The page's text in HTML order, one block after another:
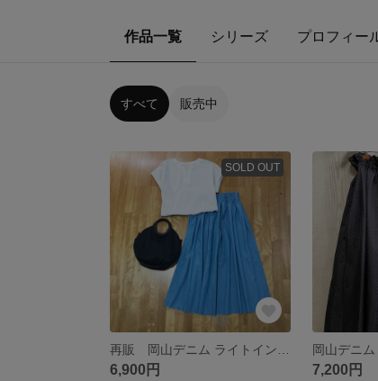
作品一覧 シリーズ プロフィー
すべて 販売中
SOLD OUT
6,900円 7,200円